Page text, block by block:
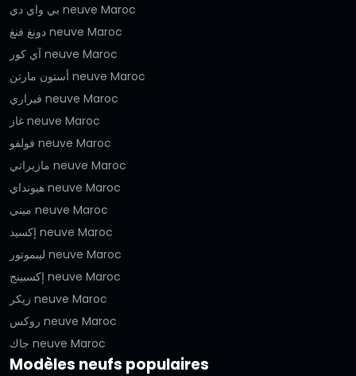
بي واي دي neuve Maroc
دونغ فنغ neuve Maroc
آي كور neuve Maroc
أستون مارتن neuve Maroc
فيراري neuve Maroc
غاز neuve Maroc
فولفو neuve Maroc
مازيراتي neuve Maroc
هيونداي neuve Maroc
ميني neuve Maroc
إكسيد neuve Maroc
ليبموتور neuve Maroc
إكسبينج neuve Maroc
زيكر neuve Maroc
روكس neuve Maroc
جاك neuve Maroc
Modèles neufs populaires